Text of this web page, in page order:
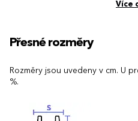
Více
Přesné rozměry
Rozměry jsou uvedeny v cm. U
%.